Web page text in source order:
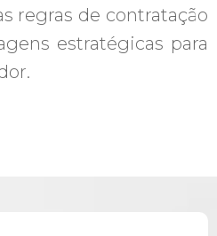
regras de contratação
estratégicas para